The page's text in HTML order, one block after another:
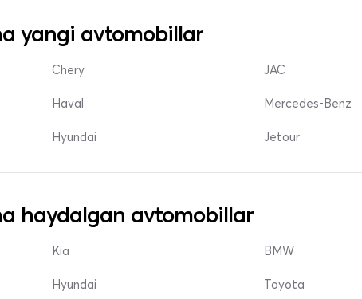
yangi avtomobillar
Chery
Haval
Hyundai
JAC
Mercedes-Benz
Jetour
haydalgan avtomobillar
Kia
Hyundai
BMW
Toyota